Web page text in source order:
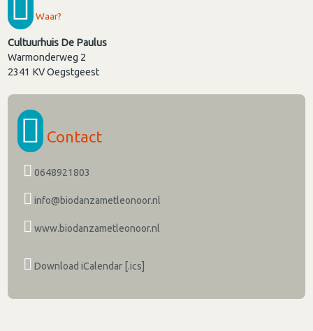
Waar?
Cultuurhuis De Paulus
Warmonderweg 2
2341 KVOegstgeest
Contact
0648921803
info@biodanzametleonoor.nl
www.biodanzametleonoor.nl
Download iCalendar [.ics]